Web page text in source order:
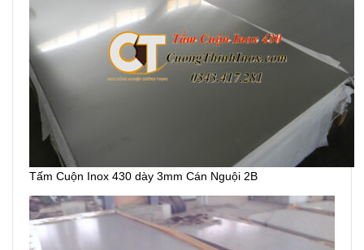
Tấm Cuộn Inox 430 dày 3mm Cán Nguội 2B